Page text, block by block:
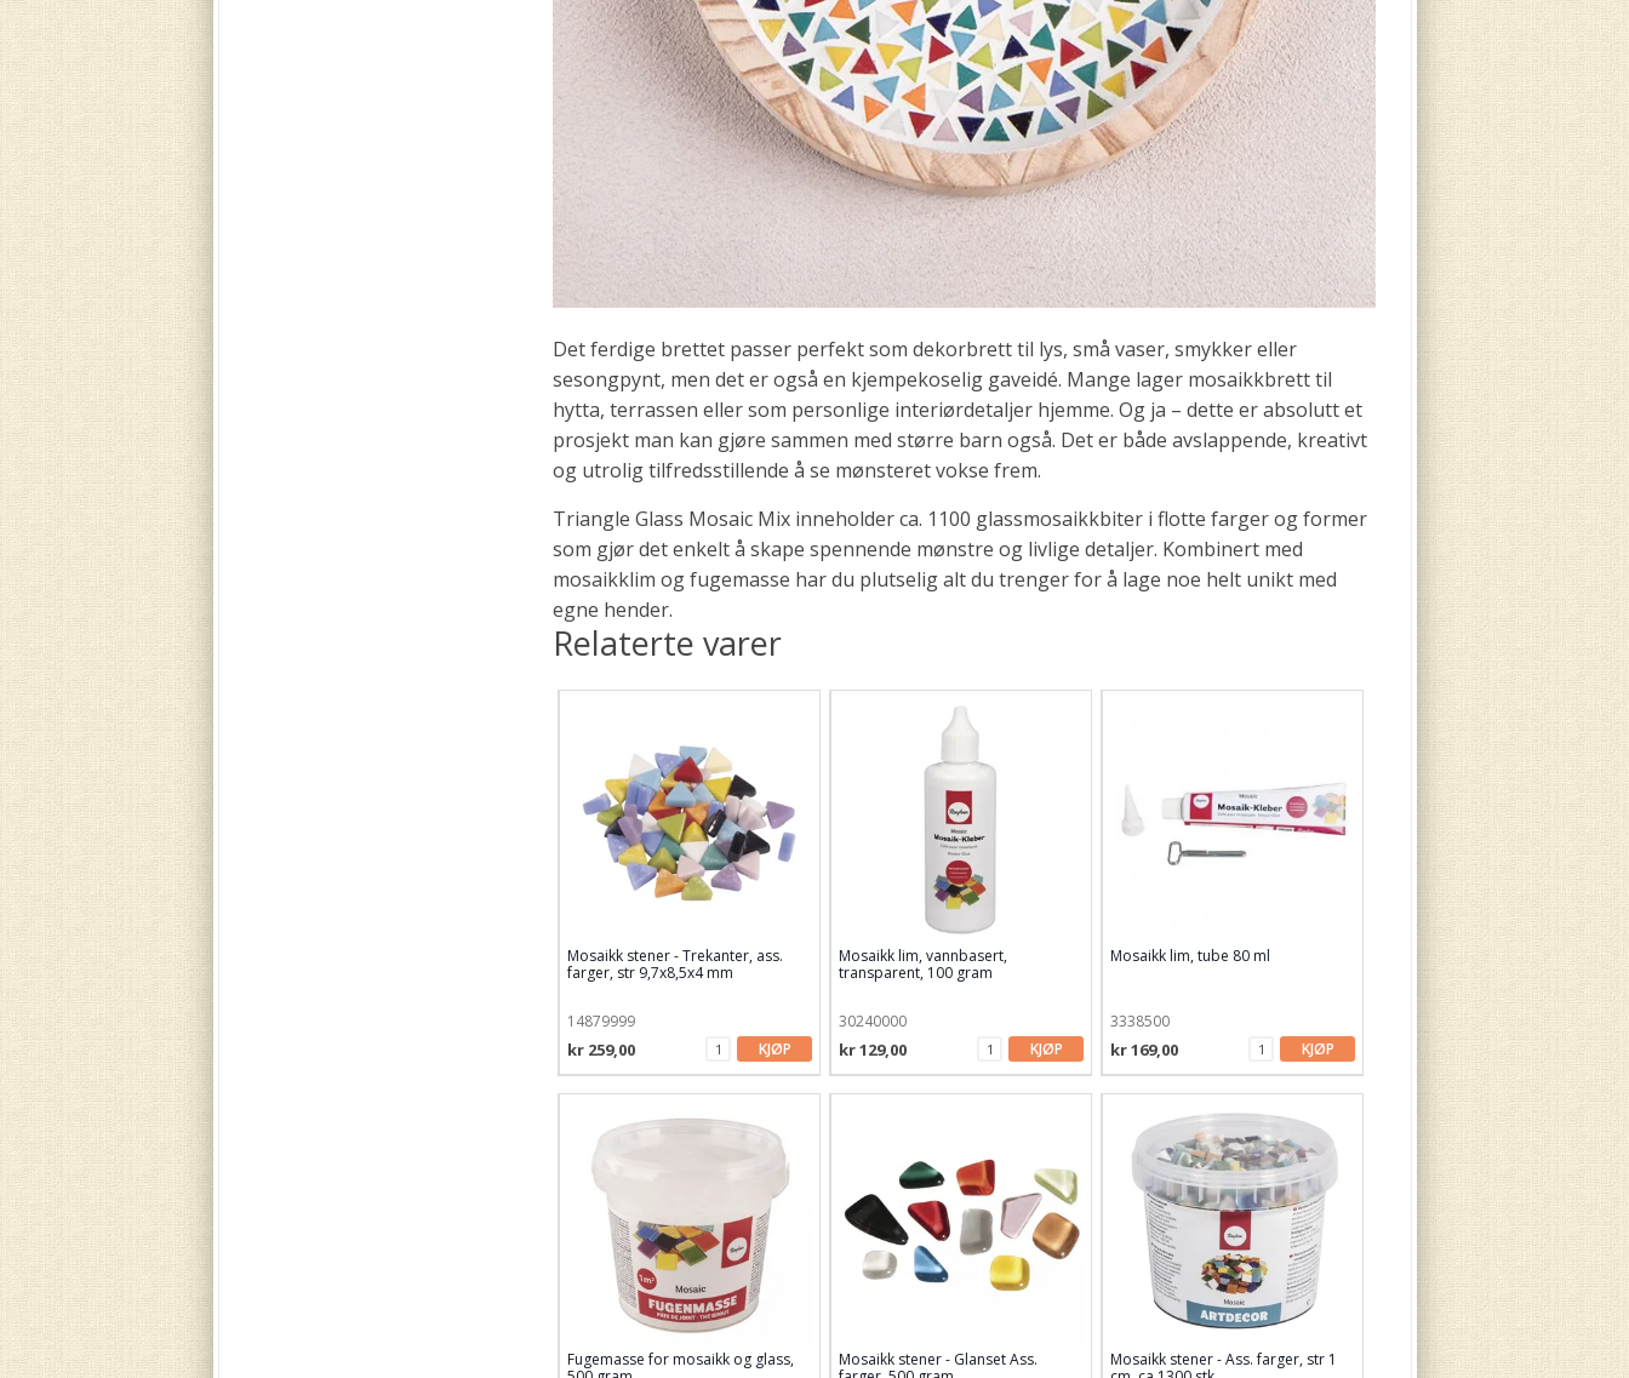
Det ferdige brettet passer perfekt som dekorbrett til lys, små vaser, smykker eller
sesongpynt, men det er også en kjempekoselig gaveidé. Mange lager mosaikkbrett til
hytta, terrassen eller som personlige interiørdetaljer hjemme. Og ja – dette er absolutt et
prosjekt man kan gjøre sammen med større barn også. Det er både avslappende, kreativt
og utrolig tilfredsstillende å se mønsteret vokse frem.
Triangle Glass Mosaic Mix inneholder ca. 1100 glassmosaikkbiter i flotte farger og former
som gjør det enkelt å skape spennende mønstre og livlige detaljer. Kombinert med
mosaikklim og fugemasse har du plutselig alt du trenger for å lage noe helt unikt med
egne hender.
Relaterte varer
Mosaikk stener - Trekanter, ass.
farger, str 9,7x8,5x4 mm
14879999
kr 259,00 KJØP
Mosaikk lim, vannbasert,
transparent, 100 gram
30240000
kr 129,00 KJØP
Mosaikk lim, tube 80 ml
3338500
kr 169,00 KJØP
Fugemasse for mosaikk og glass,
Mosaikk stener - Glanset Ass.
Mosaikk stener - Ass. farger, str 1